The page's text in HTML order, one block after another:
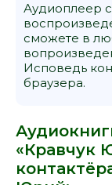
Аудиоплеер
сможете в
Исповедь
браузера.
«Кравчук